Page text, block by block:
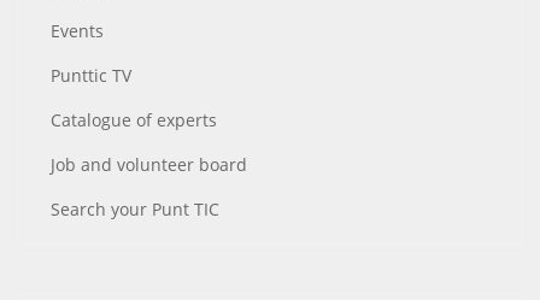
Events
Punttic TV
Catalogue of experts
Job and volunteer board
Search your Punt TIC